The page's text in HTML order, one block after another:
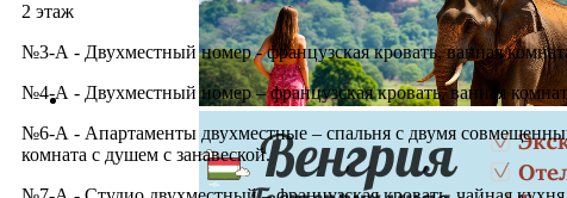
2 этаж
№3-А - Двухместный номер - французская кровать, ванная
№4-А - Двухместный номер – французская кровать, ванная
№6-А - Апартаменты двухместные – спальня с двумя
комната с душем с занавеской.